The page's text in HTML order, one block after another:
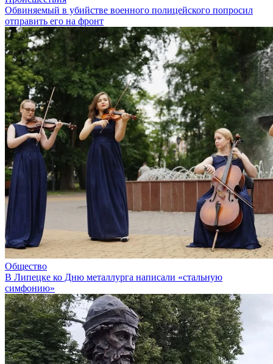
Обвиняемый в убийстве военного полицейского попросил
отправить его на фронт
Общество
В Липецке ко Дню металлурга написали «стальную
симфонию»